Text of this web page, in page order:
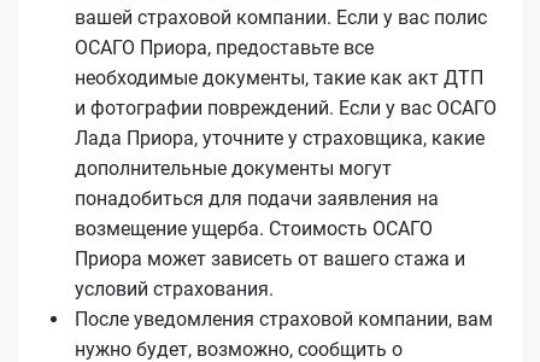
вашей страховой компании. Если у вас полис
ОСАГО Приора, предоставьте все
необходимые документы, такие как акт ДТП
и фотографии повреждений. Если у вас ОСАГО
Лада Приора, уточните у страховщика, какие
дополнительные документы могут
понадобиться для подачи заявления на
возмещение ущерба. Стоимость ОСАГО
Приора может зависеть от вашего стажа и
условий страхования.
После уведомления страховой компании, вам
нужно будет, возможно, сообщить о